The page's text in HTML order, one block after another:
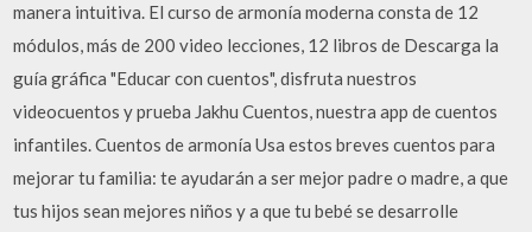
manera intuitiva. El curso de armonía moderna consta de 12
módulos, más de 200 video lecciones, 12 libros de Descarga la
guía gráfica "Educar con cuentos", disfruta nuestros
videocuentos y prueba Jakhu Cuentos, nuestra app de cuentos
infantiles. Cuentos de armonía Usa estos breves cuentos para
mejorar tu familia: te ayudarán a ser mejor padre o madre, a que
tus hijos sean mejores niños y a que tu bebé se desarrolle